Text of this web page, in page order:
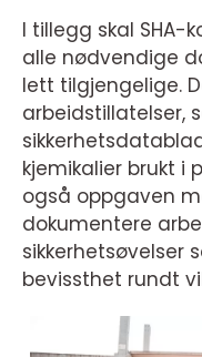
I tillegg skal SHA-
alle nødvendige
lett tilgjengelige.
arbeidstillatelser,
kjemikalier brukt i
også oppgaven
dokumentere
sikkerhetsøvelser
bevissthet rundt